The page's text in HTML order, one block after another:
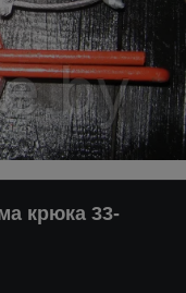
крюка 33-